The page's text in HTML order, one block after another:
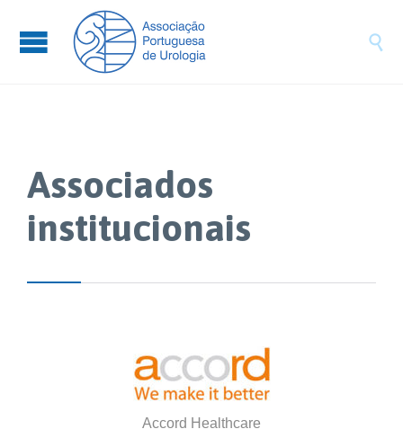

Associados
institucionais
Accord Healthcare